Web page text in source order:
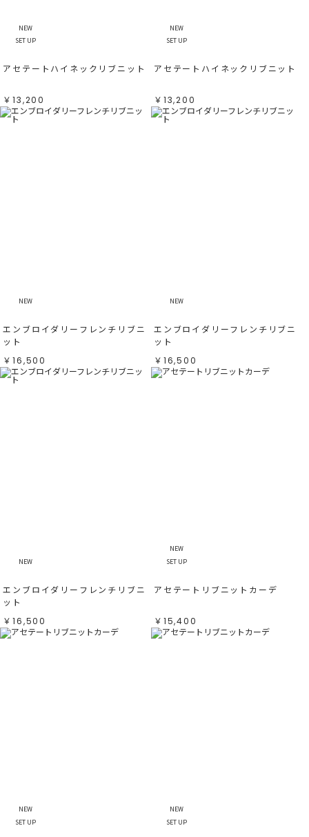
NEW
SET UP
アセテートハイネックリブニット
￥13,200
NEW
SET UP
アセテートハイネックリブニット
￥13,200
NEW
エンブロイダリーフレンチリブニ
ット
￥16,500
NEW
エンブロイダリーフレンチリブニ
ット
￥16,500
NEW
エンブロイダリーフレンチリブニ
ット
￥16,500
NEW
SET UP
アセテートリブニットカーデ
￥15,400
NEW
SET UP
NEW
SET UP